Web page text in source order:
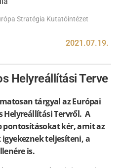
Stratégia Kutatóintézet
2021.07.19.
Helyreállítási Terve
tárgyal az Európai
Helyreállítási Tervről. A
pontosításokat kér, amit az
teljesíteni, a
is.